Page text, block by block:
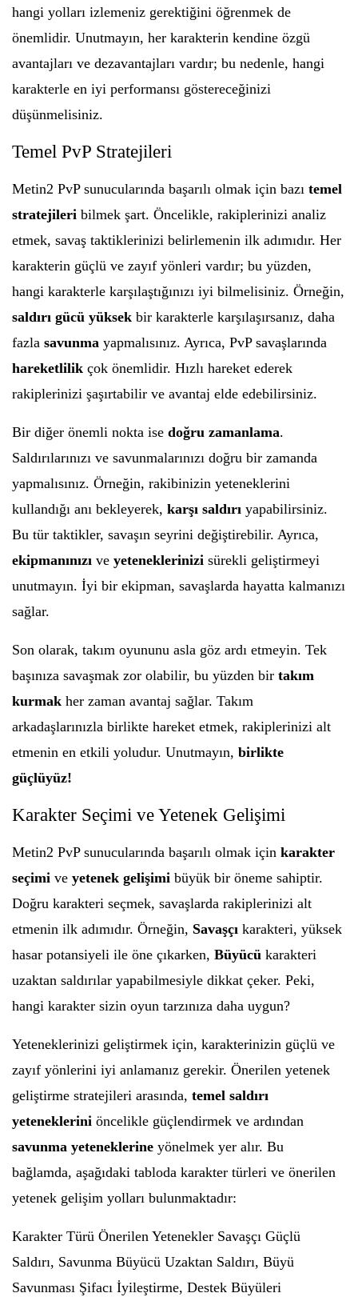
hangi yolları izlemeniz gerektiğini öğrenmek de
önemlidir. Unutmayın, her karakterin kendine özgü
avantajları ve dezavantajları vardır; bu nedenle, hangi
karakterle en iyi performansı göstereceğinizi
düşünmelisiniz.
Temel PvP Stratejileri
Metin2 PvP sunucularında başarılı olmak için bazı temel
stratejileri bilmek şart. Öncelikle, rakiplerinizi analiz
etmek, savaş taktiklerinizi belirlemenin ilk adımıdır. Her
karakterin güçlü ve zayıf yönleri vardır; bu yüzden,
hangi karakterle karşılaştığınızı iyi bilmelisiniz. Örneğin,
saldırı gücü yüksek bir karakterle karşılaşırsanız, daha
fazla savunma yapmalısınız. Ayrıca, PvP savaşlarında
hareketlilik çok önemlidir. Hızlı hareket ederek
rakiplerinizi şaşırtabilir ve avantaj elde edebilirsiniz.
Bir diğer önemli nokta ise doğru zamanlama.
Saldırılarınızı ve savunmalarınızı doğru bir zamanda
yapmalısınız. Örneğin, rakibinizin yeteneklerini
kullandığı anı bekleyerek, karşı saldırı yapabilirsiniz.
Bu tür taktikler, savaşın seyrini değiştirebilir. Ayrıca,
ekipmanınızı ve yeteneklerinizi sürekli geliştirmeyi
unutmayın. İyi bir ekipman, savaşlarda hayatta kalmanızı
sağlar.
Son olarak, takım oyununu asla göz ardı etmeyin. Tek
başınıza savaşmak zor olabilir, bu yüzden bir takım
kurmak her zaman avantaj sağlar. Takım
arkadaşlarınızla birlikte hareket etmek, rakiplerinizi alt
etmenin en etkili yoludur. Unutmayın, birlikte
güçlüyüz!
Karakter Seçimi ve Yetenek Gelişimi
Metin2 PvP sunucularında başarılı olmak için karakter
seçimi ve yetenek gelişimi büyük bir öneme sahiptir.
Doğru karakteri seçmek, savaşlarda rakiplerinizi alt
etmenin ilk adımıdır. Örneğin, Savaşçı karakteri, yüksek
hasar potansiyeli ile öne çıkarken, Büyücü karakteri
uzaktan saldırılar yapabilmesiyle dikkat çeker. Peki,
hangi karakter sizin oyun tarzınıza daha uygun?
Yeteneklerinizi geliştirmek için, karakterinizin güçlü ve
zayıf yönlerini iyi anlamanız gerekir. Önerilen yetenek
geliştirme stratejileri arasında, temel saldırı
yeteneklerini öncelikle güçlendirmek ve ardından
savunma yeteneklerine yönelmek yer alır. Bu
bağlamda, aşağıdaki tabloda karakter türleri ve önerilen
yetenek gelişim yolları bulunmaktadır:
Karakter Türü Önerilen Yetenekler Savaşçı Güçlü
Saldırı, Savunma Büyücü Uzaktan Saldırı, Büyü
Savunması Şifacı İyileştirme, Destek Büyüleri